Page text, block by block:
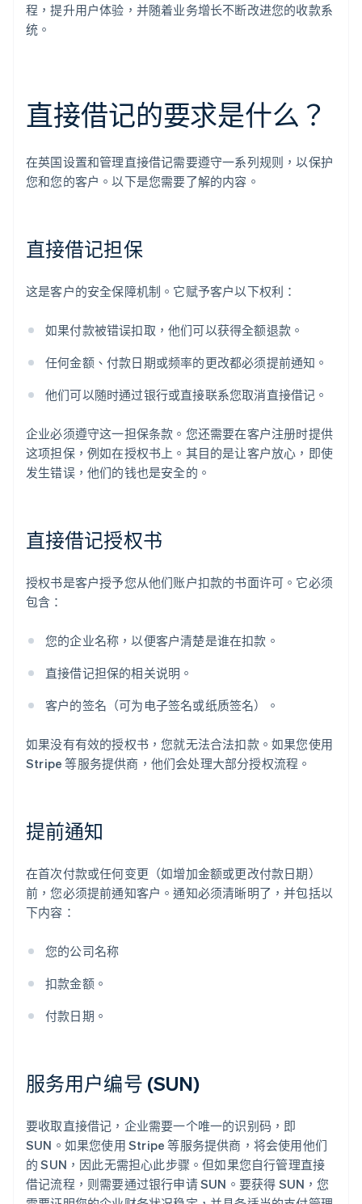
程，提升用户体验，并随着业务增长不断改进您的收款系
统。
直接借记的要求是什么？
在英国设置和管理直接借记需要遵守一系列规则，以保护
您和您的客户。以下是您需要了解的内容。
直接借记担保
这是客户的安全保障机制。它赋予客户以下权利：
如果付款被错误扣取，他们可以获得全额退款。
任何金额、付款日期或频率的更改都必须提前通知。
他们可以随时通过银行或直接联系您取消直接借记。
企业必须遵守这一担保条款。您还需要在客户注册时提供
这项担保，例如在授权书上。其目的是让客户放心，即使
发生错误，他们的钱也是安全的。
直接借记授权书
授权书是客户授予您从他们账户扣款的书面许可。它必须
包含：
您的企业名称，以便客户清楚是谁在扣款。
直接借记担保的相关说明。
客户的签名（可为电子签名或纸质签名）。
如果没有有效的授权书，您就无法合法扣款。如果您使用
Stripe 等服务提供商，他们会处理大部分授权流程。
提前通知
在首次付款或任何变更（如增加金额或更改付款日期）
前，您必须提前通知客户。通知必须清晰明了，并包括以
下内容：
您的公司名称
扣款金额。
付款日期。
服务用户编号 (SUN)
要收取直接借记，企业需要一个唯一的识别码，即
SUN。如果您使用 Stripe 等服务提供商，将会使用他们
的 SUN，因此无需担心此步骤。但如果您自行管理直接
借记流程，则需要通过银行申请 SUN。要获得 SUN，您